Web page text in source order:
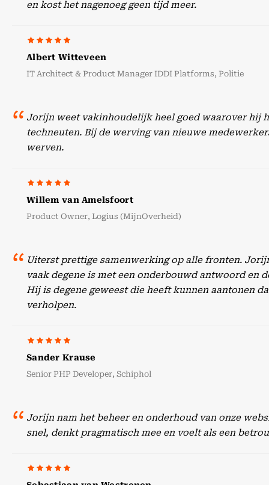
en kost het nagenoeg geen tijd meer.
Albert Witteveen
IT Architect & Product Manager IDDI Platforms, Politie
Jorijn weet vakinhoudelijk heel goed waarover hij
techneuten. Bij de werving van nieuwe
werven.
Willem van Amelsfoort
Product Owner, Logius (MijnOverheid)
Uiterst prettige samenwerking op alle fronten.
vaak degene is met een onderbouwd antwoord en
Hij is degene geweest die heeft kunnen aantonen
verholpen.
Sander Krause
Senior PHP Developer, Schiphol
Jorijn nam het beheer en onderhoud van onze
snel, denkt pragmatisch mee en voelt als een